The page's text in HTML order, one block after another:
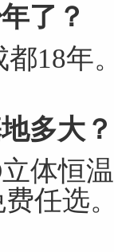
了？
18年
多大？
体恒
任选